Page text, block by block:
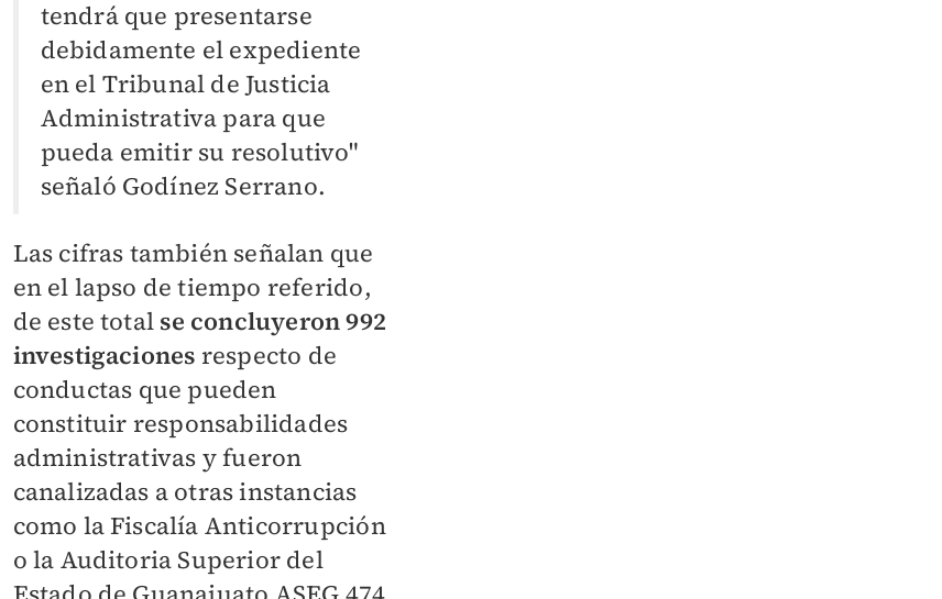
tendrá que presentarse
debidamente el expediente
en el Tribunal de Justicia
Administrativa para que
pueda emitir su resolutivo"
señaló Godínez Serrano.
Las cifras también señalan que
en el lapso de tiempo referido,
de este total se concluyeron 992
investigaciones respecto de
conductas que pueden
constituir responsabilidades
administrativas y fueron
canalizadas a otras instancias
como la Fiscalía Anticorrupción
o la Auditoria Superior del